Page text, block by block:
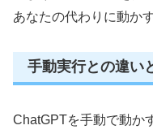
あなたの代わりに動か
手動実行との違い
ChatGPTを手動で動か